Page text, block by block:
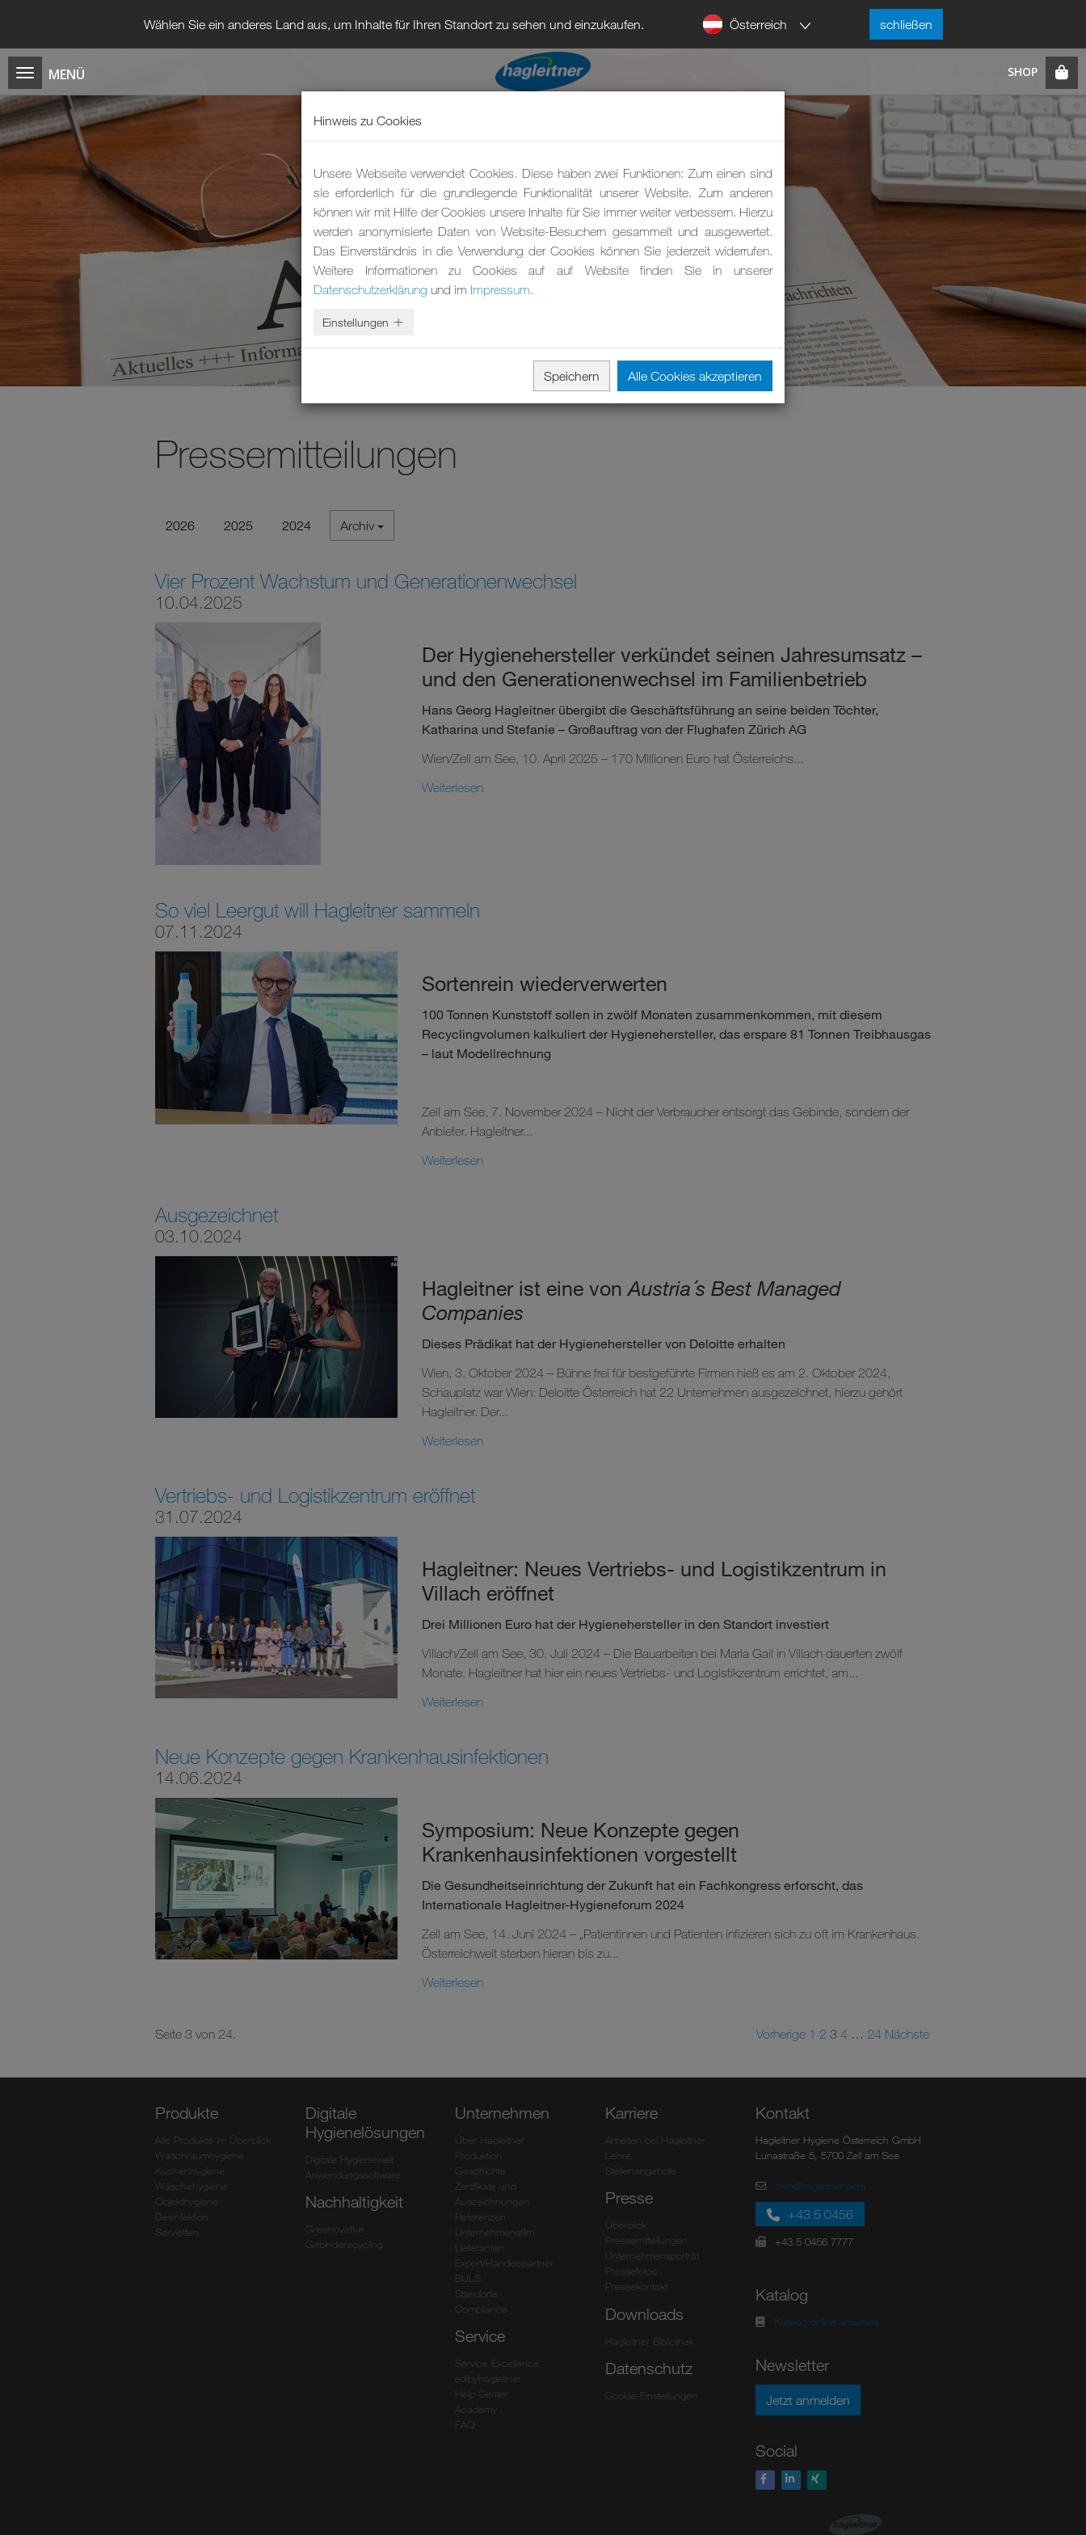
Wählen Sie ein anderes Land aus, um Inhalte für Ihren Standort zu sehen und einzukaufen. Österreich schließen
Pressemitteilungen
2026 2025 2024 Archiv
Vier Prozent Wachstum und Generationenwechsel
10.04.2025
Der Hygienehersteller verkündet seinen Jahresumsatz –
und den Generationenwechsel im Familienbetrieb
Hans Georg Hagleitner übergibt die Geschäftsführung an seine beiden Töchter,
Katharina und Stefanie – Großauftrag von der Flughafen Zürich AG
Wien/Zell am See, 10. April 2025 – 170 Millionen Euro hat Österreichs...
Weiterlesen
So viel Leergut will Hagleitner sammeln
07.11.2024
Sortenrein wiederverwerten
100 Tonnen Kunststoff sollen in zwölf Monaten zusammenkommen, mit diesem
Recyclingvolumen kalkuliert der Hygienehersteller, das erspare 81 Tonnen Treibhausgas
– laut Modellrechnung
Zell am See, 7. November 2024 – Nicht der Verbraucher entsorgt das Gebinde, sondern der
Anbieter. Hagleitner...
Weiterlesen
Ausgezeichnet
03.10.2024
Hagleitner ist eine von Austria´s Best Managed
Companies
Dieses Prädikat hat der Hygienehersteller von Deloitte erhalten
Wien, 3. Oktober 2024 – Bühne frei für bestgeführte Firmen hieß es am 2. Oktober 2024,
Schauplatz war Wien: Deloitte Österreich hat 22 Unternehmen ausgezeichnet, hierzu gehört
Hagleitner. Der...
Weiterlesen
Vertriebs- und Logistikzentrum eröffnet
31.07.2024
Hagleitner: Neues Vertriebs- und Logistikzentrum in
Villach eröffnet
Drei Millionen Euro hat der Hygienehersteller in den Standort investiert
Villach/Zell am See, 30. Juli 2024 – Die Bauarbeiten bei Maria Gail in Villach dauerten zwölf
Monate. Hagleitner hat hier ein neues Vertriebs- und Logistikzentrum errichtet, am...
Weiterlesen
Neue Konzepte gegen Krankenhausinfektionen
14.06.2024
Symposium: Neue Konzepte gegen
Krankenhausinfektionen vorgestellt
Die Gesundheitseinrichtung der Zukunft hat ein Fachkongress erforscht, das
Internationale Hagleitner-Hygieneforum 2024
Zell am See, 14. Juni 2024 – „Patientinnen und Patienten infizieren sich zu oft im Krankenhaus.
Österreichweit sterben hieran bis zu...
Weiterlesen
Seite 3 von 24. Vorherige 1 2 3 4 … 24 Nächste
Produkte
Alle Produkte im Überblick
Waschraumhygiene
Küchenhygiene
Wäschehygiene
Objekthygiene
Desinfektion
Servietten
Digitale
Hygienelösungen
Digitale Hygienewelt
Anwendungssoftware
Nachhaltigkeit
Greenovative
Gebinderecycling
Unternehmen
Über Hagleitner
Produktion
Geschichte
Zertifikate und
Auszeichnungen
Referenzen
Unternehmensfilm
Lieferanten
Export/Handelspartner
BULS
Standorte
Compliance
Service
Service Excellence
edibyhagleitner
Help Center
Academy
FAQ
Karriere
Arbeiten bei Hagleitner
Lehre
Stellenangebote
Presse
Überblick
Pressemitteilungen
Unternehmensporträt
Pressefotos
Pressekontakt
Downloads
Hagleitner Bibliothek
Datenschutz
Cookie-Einstellungen
Kontakt
Hagleitner Hygiene Österreich GmbH
Lunastraße 5, 5700 Zell am See
crm@hagleitner.com
+43 5 0456
+43 5 0456 7777
Katalog
Katalog online ansehen
Newsletter
Jetzt anmelden
Social
Hinweis zu Cookies
Unsere Webseite verwendet Cookies. Diese haben zwei Funktionen: Zum einen sind
sie erforderlich für die grundlegende Funktionalität unserer Website. Zum anderen
können wir mit Hilfe der Cookies unsere Inhalte für Sie immer weiter verbessern. Hierzu
werden anonymisierte Daten von Website-Besuchern gesammelt und ausgewertet.
Das Einverständnis in die Verwendung der Cookies können Sie jederzeit widerrufen.
Weitere Informationen zu Cookies auf auf Website finden Sie in unserer
Datenschutzerklärung und im Impressum.
Einstellungen
Speichern Alle Cookies akzeptieren